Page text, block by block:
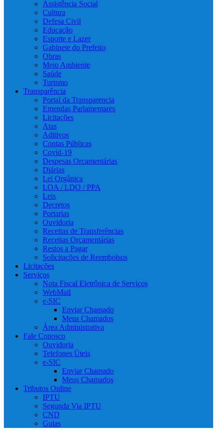
Assistência Social
Cultura
Defesa Civil
Educação
Esporte e Lazer
Gabinete do Prefeito
Obras
Meio Ambiente
Saúde
Turismo
Transparência
Portal da Transparencia
Emendas Parlamentares
Licitações
Atas
Aditivos
Contas Públicas
Covid-19
Despesas Orçamentárias
Diárias
Lei Orgânica
LOA / LDO / PPA
Leis
Decretos
Portarias
Ouvidoria
Receitas de Transferências
Receitas Orçamentárias
Restos a Pagar
Solicitações de Reembolsos
Licitações
Serviços
Nota Fiscal Eletrônica de Serviços
WebMail
e-SIC
Enviar Chamado
Meus Chamados
Área Administrativa
Fale Conosco
Ouvidoria
Telefones Úteis
e-SIC
Enviar Chamado
Meus Chamados
Tributos Online
IPTU
Segunda Via IPTU
CND
Guias